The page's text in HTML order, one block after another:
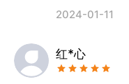
2024-01-11
红*心